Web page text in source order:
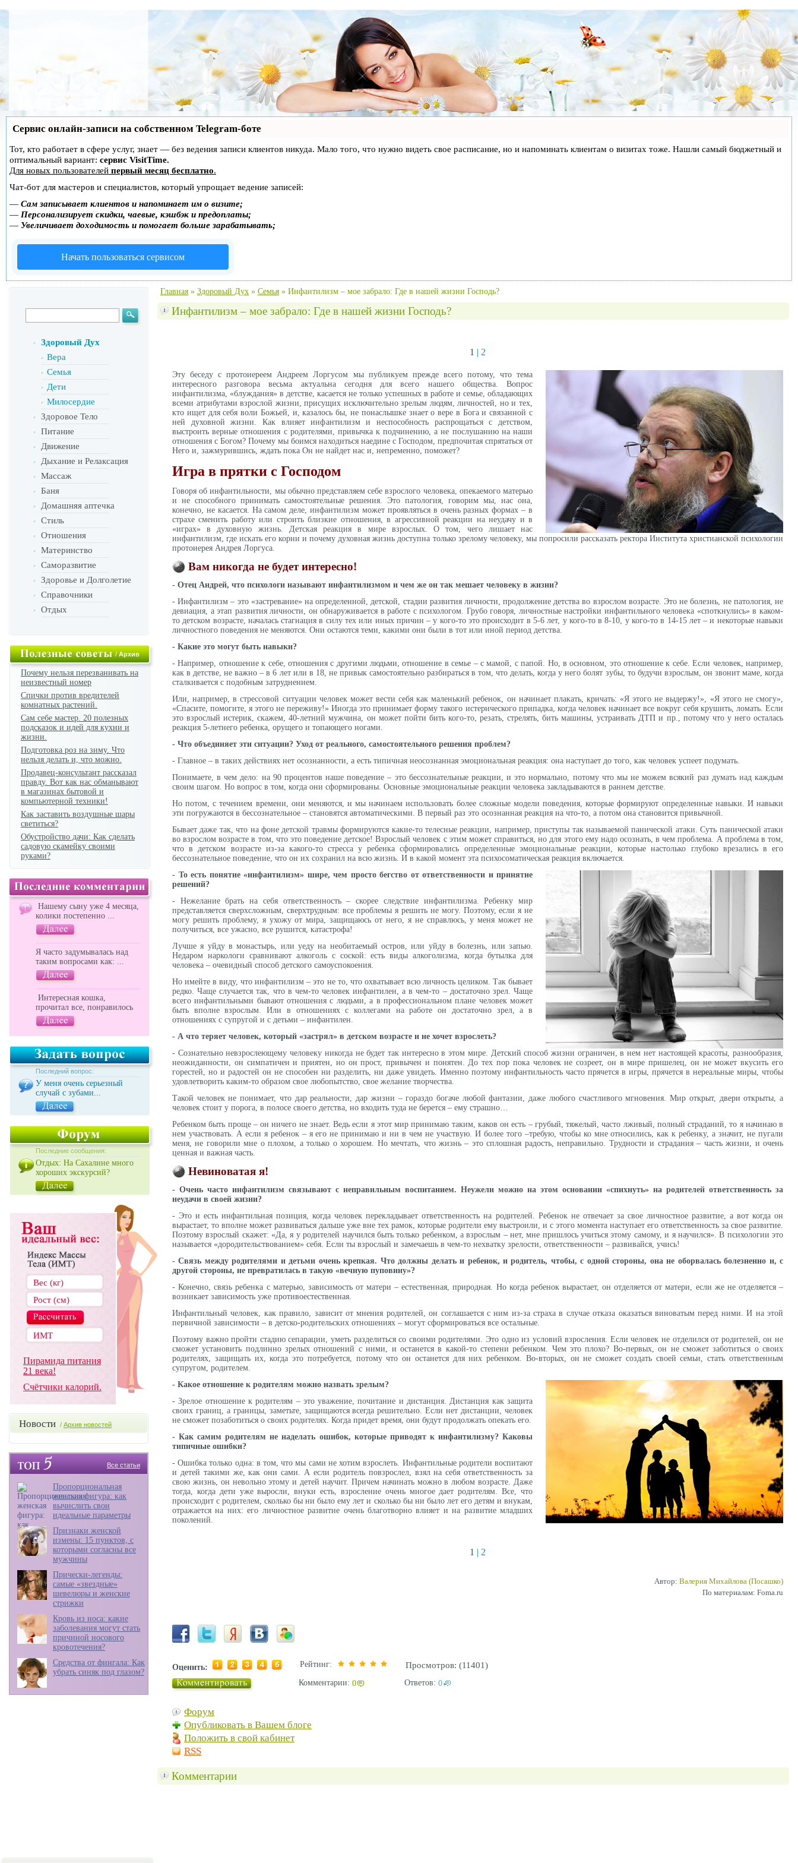
Сервис онлайн-записи на собственном Telegram-боте
Тот, кто работает в сфере услуг, знает — без ведения записи клиентов никуда. Мало того, что нужно видеть свое расписание, но и напоминать клиентам о визитах тоже. Нашли самый бюджетный и
оптимальный вариант: сервис VisitTime.
Для новых пользователей первый месяц бесплатно.
Чат-бот для мастеров и специалистов, который упрощает ведение записей:
— Сам записывает клиентов и напоминает им о визите;
— Персонализирует скидки, чаевые, кэшбэк и предоплаты;
— Увеличивает доходимость и помогает больше зарабатывать;
Начать пользоваться сервисом
Здоровый Дух
Вера
Семья
Дети
Милосердие
Здоровое Тело
Питание
Движение
Дыхание и Релаксация
Массаж
Баня
Домашняя аптечка
Стиль
Отношения
Материнство
Саморазвитие
Здоровье и Долголетие
Справочники
Отдых
/Архив
Почему нельзя перезванивать на
неизвестный номер
Спички против вредителей
комнатных растений.
Сам себе мастер. 20 полезных
подсказок и идей для кухни и
жизни.
Подготовка роз на зиму. Что
нельзя делать и, что можно.
Продавец-консультант рассказал
правду. Вот как нас обманывают
в магазинах бытовой и
компьютерной техники!
Как заставить воздушные шары
светиться?
Обустройство дачи: Как сделать
садовую скамейку своими
руками?
Нашему сыну уже 4 месяца,
колики постепенно ...
Я часто задумывалась над
таким вопросами как: ...
Интересная кошка,
прочитал все, понравилось
Последний вопрос:
У меня очень серьезный
случай с зубами...
Последние сообщения:
Отдых: На Сахалине много
хороших экскурсий?
Пирамида питания
21 века!
Счётчики калорий.
Новости / Архив новостей
Все статьи
Пропорциональная
женская фигура: как
вычислить свои
идеальные параметры
Признаки женской
измены: 15 пунктов, с
которыми согласны все
мужчины
Прически-легенды:
самые «звездные»
шевелюры и женские
стрижки
Кровь из носа: какие
заболевания могут стать
причиной носового
кровотечения?
Средства от фингала: Как
убрать синяк под глазом?
Главная » Здоровый Дух » Семья » Инфантилизм – мое забрало: Где в нашей жизни Господь?
Инфантилизм – мое забрало: Где в нашей жизни Господь?
1 | 2
Эту беседу с протоиереем Андреем Лоргусом мы публикуем прежде всего потому, что тема
интересного разговора весьма актуальна сегодня для всего нашего общества. Вопрос
инфантилизма, «блуждания» в детстве, касается не только успешных в работе и семье, обладающих
всеми атрибутами взрослой жизни, присущих исключительно зрелым людям, личностей, но и тех,
кто ищет для себя воли Божьей, и, казалось бы, не понаслышке знает о вере в Бога и связанной с
ней духовной жизни. Как влияет инфантилизм и неспособность распрощаться с детством,
выстроить верные отношения с родителями, привычка к подчинению, а не послушанию на наши
отношения с Богом? Почему мы боимся находиться наедине с Господом, предпочитая спрятаться от
Него и, зажмурившись, ждать пока Он не найдет нас и, непременно, поможет?
Игра в прятки с Господом
Говоря об инфантильности, мы обычно представляем себе взрослого человека, опекаемого матерью
и не способного принимать самостоятельные решения. Это патология, говорим мы, нас она,
конечно, не касается. На самом деле, инфантилизм может проявляться в очень разных формах – в
страхе сменить работу или строить близкие отношения, в агрессивной реакции на неудачу и в
«играх» в духовную жизнь. Детская реакция в мире взрослых. О том, чего лишает нас
инфантилизм, где искать его корни и почему духовная жизнь доступна только зрелому человеку, мы попросили рассказать ректора Института христианской психологии
протоиерея Андрея Лоргуса.
Вам никогда не будет интересно!
- Отец Андрей, что психологи называют инфантилизмом и чем же он так мешает человеку в жизни?
- Инфантилизм – это «застревание» на определенной, детской, стадии развития личности, продолжение детства во взрослом возрасте. Это не болезнь, не патология, не
девиация, а этап развития личности, он обнаруживается в работе с психологом. Грубо говоря, личностные настройки инфантильного человека «споткнулись» в каком-
то детском возрасте, началась стагнация в силу тех или иных причин – у кого-то это происходит в 5-6 лет, у кого-то в 8-10, у кого-то в 14-15 лет – и некоторые навыки
личностного поведения не меняются. Они остаются теми, какими они были в тот или иной период детства.
- Какие это могут быть навыки?
- Например, отношение к себе, отношения с другими людьми, отношение в семье – с мамой, с папой. Но, в основном, это отношение к себе. Если человек, например,
как в детстве, не важно – в 6 лет или в 18, не привык самостоятельно разбираться в том, что делать, когда у него болят зубы, то будучи взрослым, он звонит маме, когда
сталкивается с подобным затруднением.
Или, например, в стрессовой ситуации человек может вести себя как маленький ребенок, он начинает плакать, кричать: «Я этого не выдержу!», «Я этого не смогу»,
«Спасите, помогите, я этого не переживу!» Иногда это принимает форму такого истерического припадка, когда человек начинает все вокруг себя крушить, ломать. Если
это взрослый истерик, скажем, 40-летний мужчина, он может пойти бить кого-то, резать, стрелять, бить машины, устраивать ДТП и пр., потому что у него осталась
реакция 5-летнего ребенка, орущего и топающего ногами.
- Что объединяет эти ситуации? Уход от реального, самостоятельного решения проблем?
- Главное – в таких действиях нет осознанности, а есть типичная неосознанная эмоциональная реакция: она наступает до того, как человек успеет подумать.
Понимаете, в чем дело: на 90 процентов наше поведение – это бессознательные реакции, и это нормально, потому что мы не можем всякий раз думать над каждым
своим шагом. Но вопрос в том, когда они сформированы. Основные эмоциональные реакции человека закладываются в раннем детстве.
Но потом, с течением времени, они меняются, и мы начинаем использовать более сложные модели поведения, которые формируют определенные навыки. И навыки
эти погружаются в бессознательное – становятся автоматическими. В первый раз это осознанная реакция на что-то, а потом она становится привычной.
Бывает даже так, что на фоне детской травмы формируются какие-то телесные реакции, например, приступы так называемой панической атаки. Суть панической атаки
во взрослом возрасте в том, что это поведение детское! Взрослый человек с этим может справиться, но для этого ему надо осознать, в чем проблема. А проблема в том,
что в детском возрасте из-за какого-то стресса у ребенка сформировались определенные эмоциональные реакции, которые настолько глубоко врезались в его
бессознательное поведение, что он их сохранил на всю жизнь. И в какой момент эта психосоматическая реакция включается.
- То есть понятие «инфантилизм» шире, чем просто бегство от ответственности и принятие
решений?
- Нежелание брать на себя ответственность – скорее следствие инфантилизма. Ребенку мир
представляется сверхсложным, сверхтрудным: все проблемы я решить не могу. Поэтому, если я не
могу решить проблему, я ухожу от мира, защищаюсь от него, я не справлюсь, у меня может не
получиться, все ужасно, все рушится, катастрофа!
Лучше я уйду в монастырь, или уеду на необитаемый остров, или уйду в болезнь, или запью.
Недаром наркологи сравнивают алкоголь с соской: есть виды алкоголизма, когда бутылка для
человека – очевидный способ детского самоуспокоения.
Но имейте в виду, что инфантилизм – это не то, что охватывает всю личность целиком. Так бывает
редко. Чаще случается так, что в чем-то человек инфантилен, а в чем-то – достаточно зрел. Чаще
всего инфантильными бывают отношения с людьми, а в профессиональном плане человек может
быть вполне взрослым. Или в отношениях с коллегами на работе он достаточно зрел, а в
отношениях с супругой и с детьми – инфантилен.
- А что теряет человек, который «застрял» в детском возрасте и не хочет взрослеть?
- Сознательно невзрослеющему человеку никогда не будет так интересно в этом мире. Детский способ жизни ограничен, в нем нет настоящей красоты, разнообразия,
неожиданности, он симпатичен и приятен, но он прост, привычен и понятен. До тех пор пока человек не созреет, он в мире пришелец, он не может вкусить его
горестей, но и радостей он не способен ни разделить, ни даже увидеть. Именно поэтому инфантильность часто прячется в игры, прячется в нереальные миры, чтобы
удовлетворить каким-то образом свое любопытство, свое желание творчества.
Такой человек не понимает, что дар реальности, дар жизни – гораздо богаче любой фантазии, даже любого счастливого мгновения. Мир открыт, двери открыты, а
человек стоит у порога, в полосе своего детства, но входить туда не берется – ему страшно…
Ребенком быть проще – он ничего не знает. Ведь если я этот мир принимаю таким, каков он есть – грубый, тяжелый, часто лживый, полный страданий, то я начинаю в
нем участвовать. А если я ребенок – я его не принимаю и ни в чем не участвую. И более того –требую, чтобы ко мне относились, как к ребенку, а значит, не пугали
меня, не говорили мне о плохом, а только о хорошем. Но мечтать, что жизнь – это сплошная радость, неправильно. Трудности и страдания – часть жизни, и очень
ценная и важная часть.
Невиноватая я!
- Очень часто инфантилизм связывают с неправильным воспитанием. Неужели можно на этом основании «спихнуть» на родителей ответственность за
неудачи в своей жизни?
- Это и есть инфантильная позиция, когда человек перекладывает ответственность на родителей. Ребенок не отвечает за свое личностное развитие, а вот когда он
вырастает, то вполне может развиваться дальше уже вне тех рамок, которые родители ему выстроили, и с этого момента наступает его ответственность за свое развитие.
Поэтому взрослый скажет: «Да, я у родителей научился быть только ребенком, а взрослым – нет, мне пришлось учиться этому самому, и я научился». В психологии это
называется «дородительствованием» себя. Если ты взрослый и замечаешь в чем-то нехватку зрелости, ответственности – развивайся, учись!
- Связь между родителями и детьми очень крепкая. Что должны делать и ребенок, и родитель, чтобы, с одной стороны, она не оборвалась болезненно и, с
другой стороны, не превратилась в такую «вечную пуповину»?
- Конечно, связь ребенка с матерью, зависимость от матери – естественная, природная. Но когда ребенок вырастает, он отделяется от матери, если же не отделяется –
возникает зависимость уже противоестественная.
Инфантильный человек, как правило, зависит от мнения родителей, он соглашается с ним из-за страха в случае отказа оказаться виноватым перед ними. И на этой
первичной зависимости – в детско-родительских отношениях – могут сформироваться все остальные.
Поэтому важно пройти стадию сепарации, уметь разделиться со своими родителями. Это одно из условий взросления. Если человек не отделился от родителей, он не
сможет установить подлинно зрелых отношений с ними, и останется в какой-то степени ребенком. Чем это плохо? Во-первых, он не сможет заботиться о своих
родителях, защищать их, когда это потребуется, потому что он останется для них ребенком. Во-вторых, он не сможет создать своей семьи, стать ответственным
супругом, родителем.
- Какое отношение к родителям можно назвать зрелым?
- Зрелое отношение к родителям – это уважение, почитание и дистанция. Дистанция как защита
своих границ, а границы, заметьте, защищаются всегда решительно. Если нет дистанции, человек
не сможет позаботиться о своих родителях. Когда придет время, они будут продолжать опекать его.
- Как самим родителям не наделать ошибок, которые приводят к инфантилизму? Каковы
типичные ошибки?
- Ошибка только одна: в том, что мы сами не хотим взрослеть. Инфантильные родители воспитают
и детей такими же, как они сами. А если родитель повзрослел, взял на себя ответственность за
свою жизнь, он невольно этому и детей научит. Причем начинать можно в любом возрасте. Даже
тогда, когда дети уже выросли, внуки есть, взросление очень многое дает родителям. Все, что
происходит с родителем, сколько бы ни было ему лет и сколько бы ни было лет его детям и внукам,
отражается на них: его личностное развитие очень благотворно влияет и на развитие младших
поколений.
1 | 2
Автор: Валерия Михайлова (Посашко)
По материалам: Foma.ru
Оценить: Рейтинг: Просмотров: (11401)
Комментарии: 0 Ответов: 0
Форум
Опубликовать в Вашем блоге
Положить в свой кабинет
RSS
Комментарии